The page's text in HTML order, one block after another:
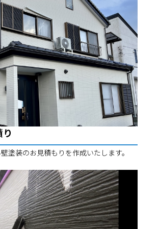
塗装のお見積もりを作成いたします。